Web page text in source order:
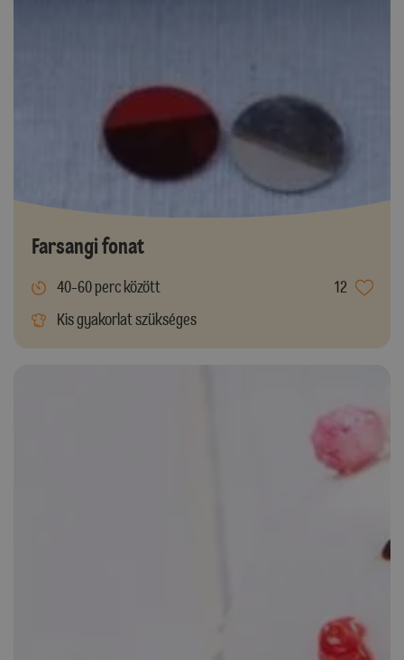
Farsangi fonat
40-60 perc között
12
Kis gyakorlat szükséges